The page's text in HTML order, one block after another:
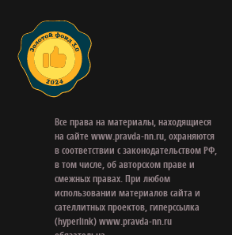
Все права на материалы, находящиеся
на сайте www.pravda-nn.ru, охраняются
в соответствии с законодательством РФ,
в том числе, об авторском праве и
смежных правах. При любом
использовании материалов сайта и
сателлитных проектов, гиперссылка
(hyperlink) www.pravda-nn.ru